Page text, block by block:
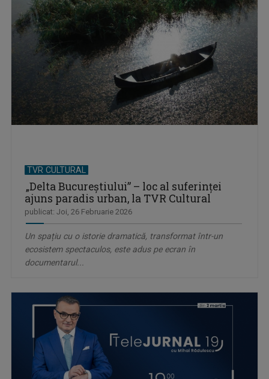
TVR CULTURAL
„Delta Bucureștiului” – loc al suferinţei
ajuns paradis urban, la TVR Cultural
publicat: Joi, 26 Februarie 2026
Un spațiu cu o istorie dramatică, transformat într-un
ecosistem spectaculos, este adus pe ecran în
documentarul...